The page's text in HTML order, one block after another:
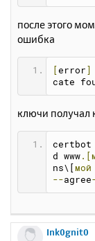
после этого
ошибка
error
cate
ключи получал
d www
ns\[ мой
--agree
Ink0gnit0